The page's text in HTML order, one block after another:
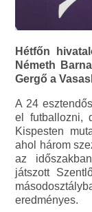
Hétfőn
Németh
Gergő a
A 24
el futballozni,
Kispesten
ahol három
az
játszott
eredményes.